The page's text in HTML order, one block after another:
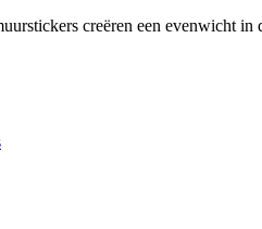
creëren een evenwicht